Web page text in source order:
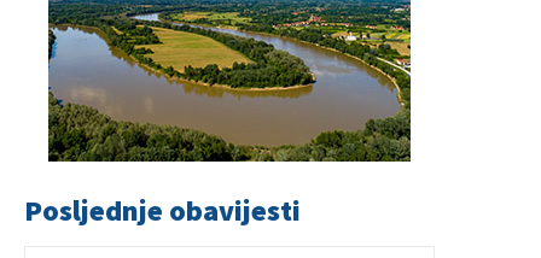
Posljednje obavijesti